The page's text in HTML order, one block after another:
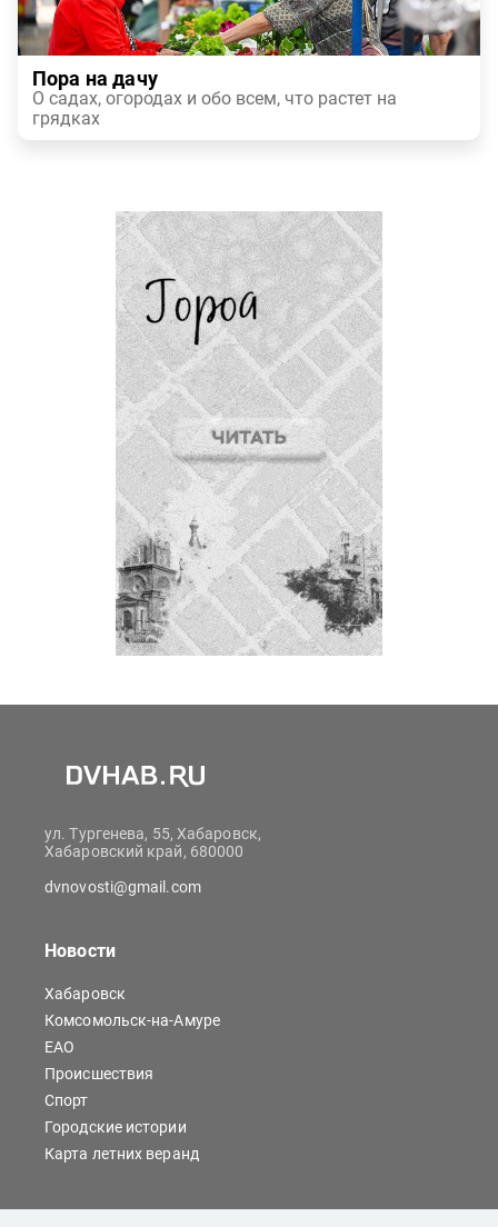
Пора на дачу
О садах, огородах и обо всем, что растет на
грядках
ул. Тургенева, 55, Хабаровск,
Хабаровский край, 680000
dvnovosti@gmail.com
Новости
Хабаровск
Комсомольск-на-Амуре
ЕАО
Происшествия
Спорт
Городские истории
Карта летних веранд